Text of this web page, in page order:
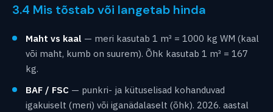
3.4 Mis tõstab või langetab hinda
Maht vs kaal — meri kasutab 1 m³ = 1000 kg WM (kaal
või maht, kumb on suurem). Õhk kasutab 1 m³ = 167
kg.
BAF / FSC — punkri- ja kütuselisad kohanduvad
igakuiselt (meri) või iganädalaselt (õhk). 2026. aastal